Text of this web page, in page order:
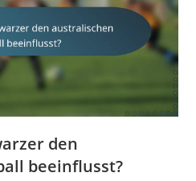
den
beeinflusst?